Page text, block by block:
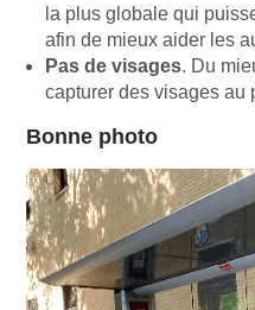
la plus globale qui
afin de mieux aider les
Pas de visages. Du
capturer des visages au
Bonne photo